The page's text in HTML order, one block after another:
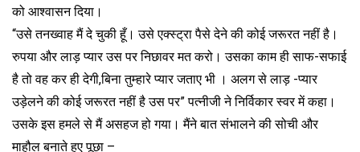
को आश्वासन दिया।
“उसे तनख्वाह मैं दे चुकी हूँ। उसे एक्स्ट्रा पैसे देने की कोई जरूरत नहीं है।
रुपया और लाड़ प्यार उस पर निछावर मत करो। उसका काम ही साफ-सफाई
है तो वह कर ही देगी,बिना तुम्हारे प्यार जताए भी । अलग से लाड़ -प्यार
उड़ेलने की कोई जरूरत नहीं है उस पर” पत्नीजी ने निर्विकार स्वर में कहा।
उसके इस हमले से मैं असहज हो गया। मैंने बात संभालने की सोची और
माहौल बनाते हुए पूछा –